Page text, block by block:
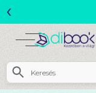
Megjelent! L. J.
‹